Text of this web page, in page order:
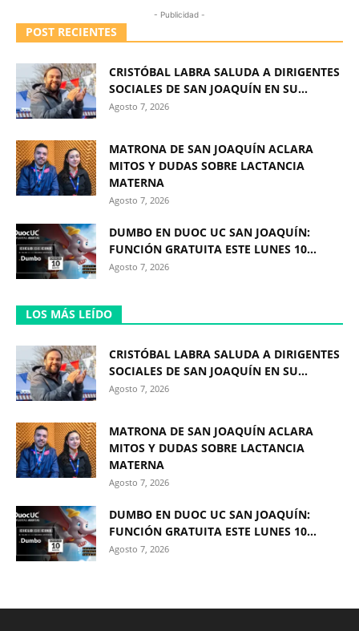
- Publicidad -
POST RECIENTES
CRISTÓBAL LABRA SALUDA A DIRIGENTES
SOCIALES DE SAN JOAQUÍN EN SU...
Agosto 7, 2026
MATRONA DE SAN JOAQUÍN ACLARA
MITOS Y DUDAS SOBRE LACTANCIA
MATERNA
Agosto 7, 2026
DUMBO EN DUOC UC SAN JOAQUÍN:
FUNCIÓN GRATUITA ESTE LUNES 10...
Agosto 7, 2026
LOS MÁS LEÍDO
CRISTÓBAL LABRA SALUDA A DIRIGENTES
SOCIALES DE SAN JOAQUÍN EN SU...
Agosto 7, 2026
MATRONA DE SAN JOAQUÍN ACLARA
MITOS Y DUDAS SOBRE LACTANCIA
MATERNA
Agosto 7, 2026
DUMBO EN DUOC UC SAN JOAQUÍN:
FUNCIÓN GRATUITA ESTE LUNES 10...
Agosto 7, 2026